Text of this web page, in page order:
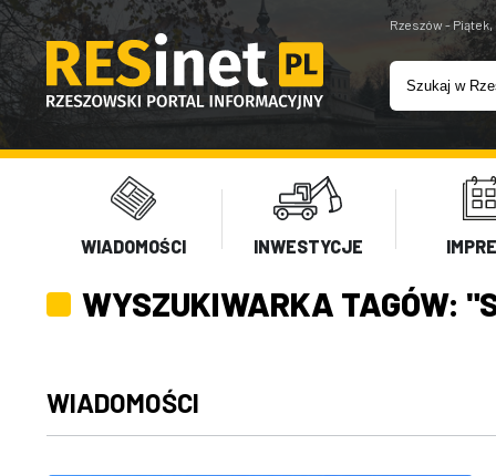
Rzeszów -
WIADOMOŚCI INWESTYCJE
WYSZUKIWARKA TAGÓW:
WIADOMOŚCI